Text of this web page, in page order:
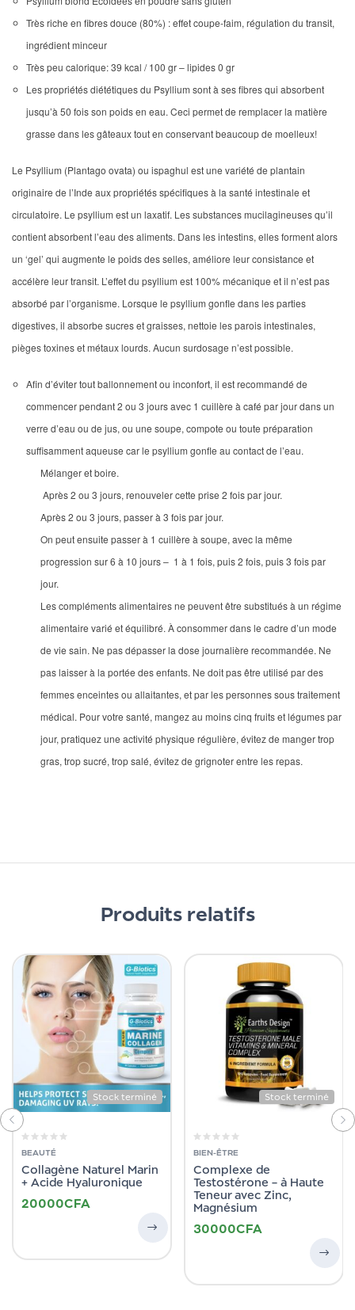
Très riche en fibres douce (80%) : effet coupe-faim, régulation du transit,
ingrédient minceur
Très peu calorique: 39 kcal / 100 gr – lipides 0 gr
Les propriétés diététiques du Psyllium sont à ses fibres qui absorbent
jusqu’à 50 fois son poids en eau. Ceci permet de remplacer la matière
grasse dans les gâteaux tout en conservant beaucoup de moelleux!
Le Psyllium (Plantago ovata) ou ispaghul est une variété de plantain
originaire de l’Inde aux propriétés spécifiques à la santé intestinale et
circulatoire. Le psyllium est un laxatif. Les substances mucilagineuses qu’il
contient absorbent l’eau des aliments. Dans les intestins, elles forment alors
un ‘gel’ qui augmente le poids des selles, améliore leur consistance et
accélère leur transit. L’effet du psyllium est 100% mécanique et il n’est pas
absorbé par l’organisme. Lorsque le psyllium gonfle dans les parties
digestives, il absorbe sucres et graisses, nettoie les parois intestinales,
pièges toxines et métaux lourds. Aucun surdosage n’est possible.
Afin d’éviter tout ballonnement ou inconfort, il est recommandé de
commencer pendant 2 ou 3 jours avec 1 cuillère à café par jour dans un
verre d’eau ou de jus, ou une soupe, compote ou toute préparation
suffisamment aqueuse car le psyllium gonfle au contact de l’eau.
Mélanger et boire.
Après 2 ou 3 jours, renouveler cette prise 2 fois par jour.
Après 2 ou 3 jours, passer à 3 fois par jour.
On peut ensuite passer à 1 cuillère à soupe, avec la même
progression sur 6 à 10 jours – 1 à 1 fois, puis 2 fois, puis 3 fois par
jour.
Les compléments alimentaires ne peuvent être substitués à un régime
alimentaire varié et équilibré. À consommer dans le cadre d’un mode
de vie sain. Ne pas dépasser la dose journalière recommandée. Ne
pas laisser à la portée des enfants. Ne doit pas être utilisé par des
femmes enceintes ou allaitantes, et par les personnes sous traitement
médical. Pour votre santé, mangez au moins cinq fruits et légumes par
jour, pratiquez une activité physique régulière, évitez de manger trop
gras, trop sucré, trop salé, évitez de grignoter entre les repas.
Produits relatifs
Stock terminé
BEAUTÉ
Collagène Naturel Marin
+ Acide Hyaluronique
20000CFA
Stock terminé
BIEN-ÊTRE
Complexe de
Testostérone – à Haute
Teneur avec Zinc,
Magnésium
30000CFA